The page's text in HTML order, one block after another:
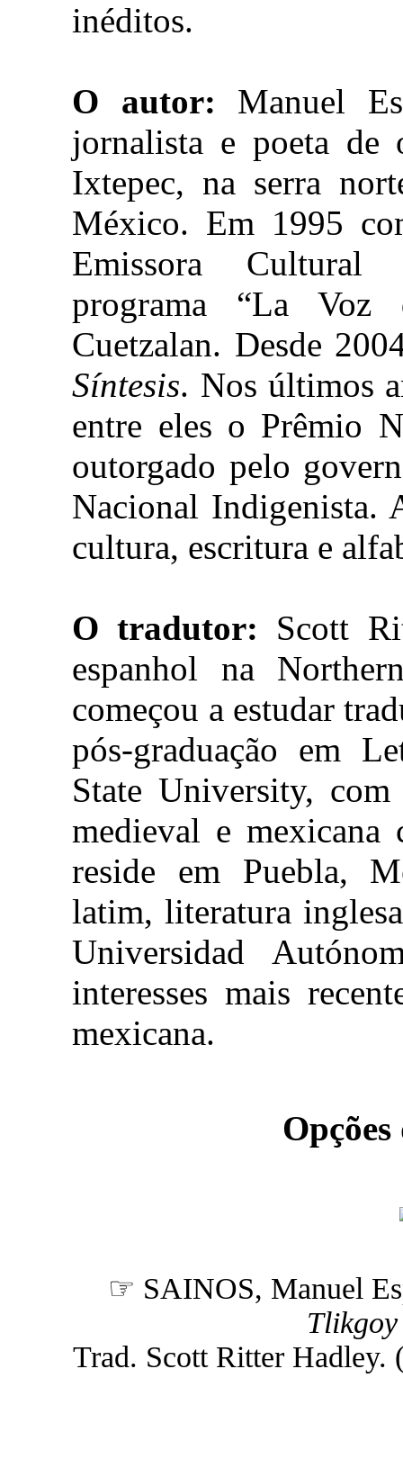
inéditos.
O autor: Manuel
jornalista e poeta de
Ixtepec, na serra
México. Em 1995
Emissora
programa “La
Cuetzalan. Desde
Síntesis. Nos últimos
entre eles o Prêmio
outorgado pelo
Nacional Indigenista.
cultura, escritura e
O tradutor: Scott
espanhol na
começou a estudar
pós-graduação em
State University, com
medieval e mexicana
reside em Puebla,
latim, literatura
Universidad
interesses mais
mexicana.
☞ SAINOS, Manuel
Trad. Scott Ritter Hadley.